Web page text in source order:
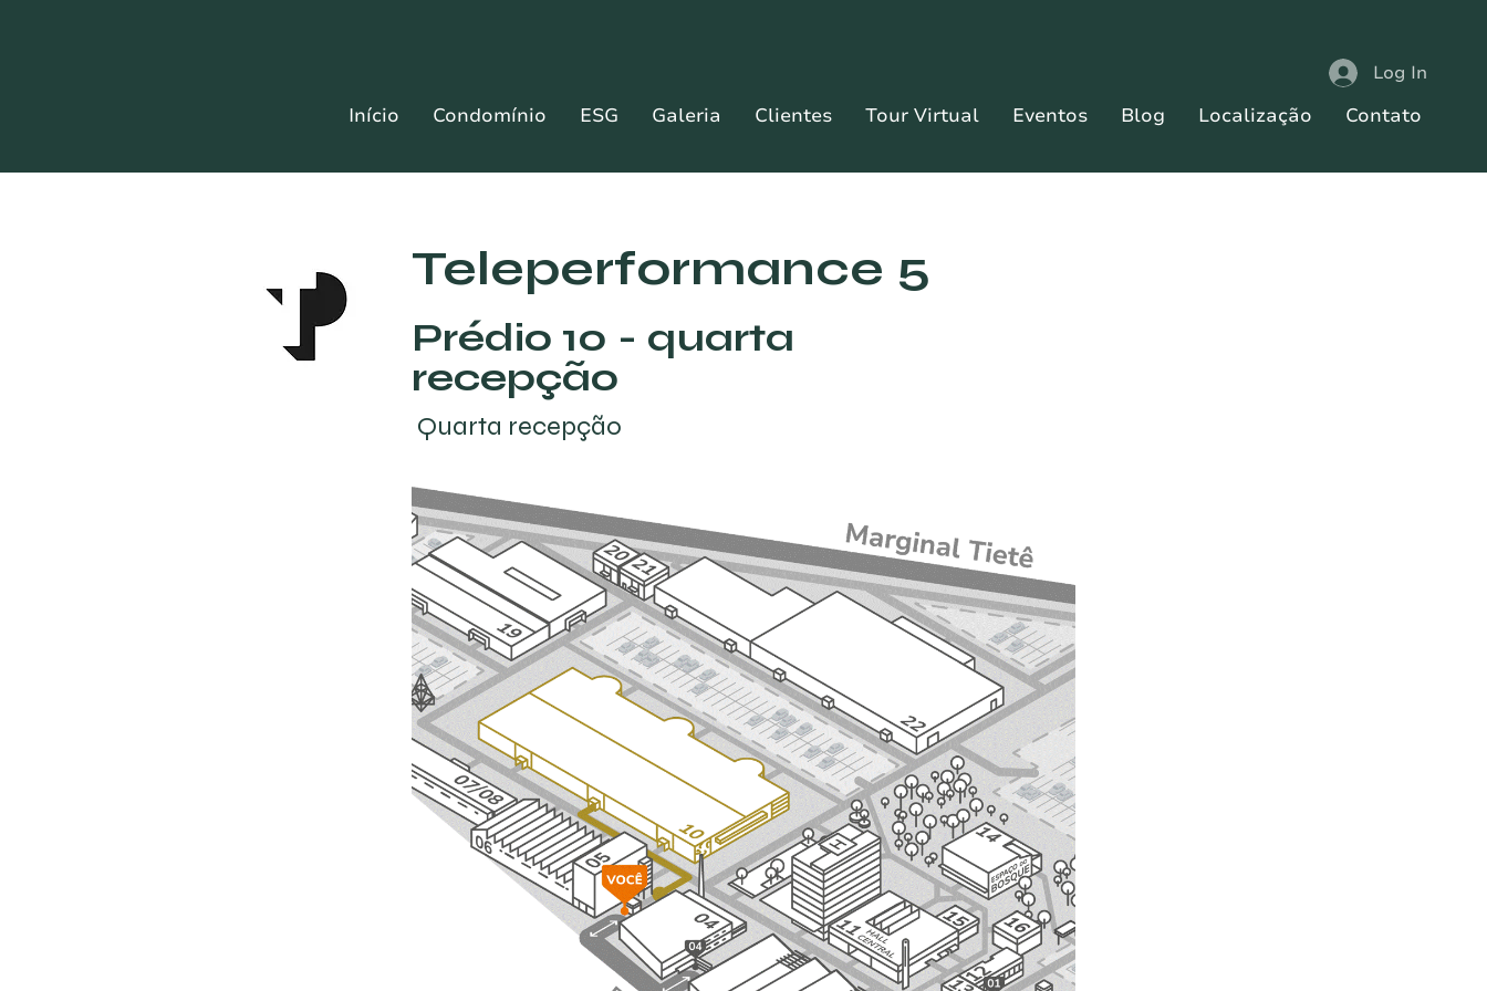
Log In
Início Condomínio ESG Galeria Clientes Tour Virtual Eventos Blog Localização Contato
Teleperformance 5
Prédio 10 - quarta
recepção
Quarta recepção